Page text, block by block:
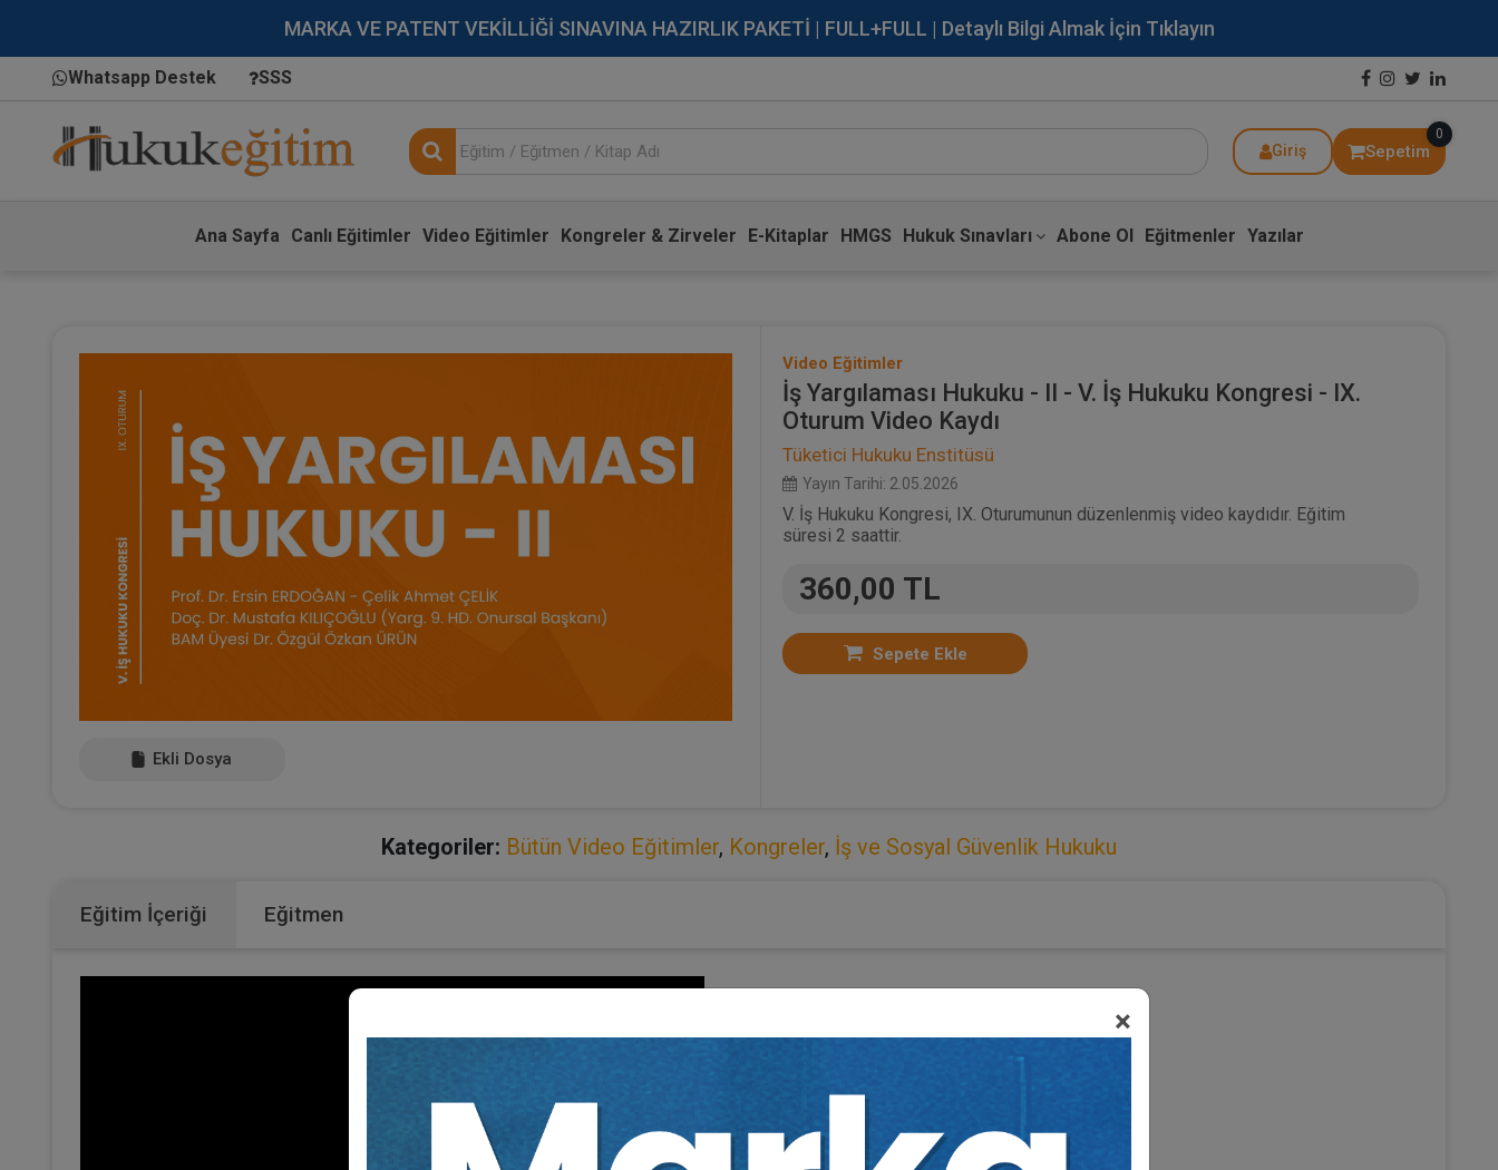
MARKA VE PATENT VEKİLLİĞİ SINAVINA HAZIRLIK PAKETİ | FULL+FULL | Detaylı Bilgi Almak İçin Tıklayın
Whatsapp Destek SSS
Giriş Sepetim
0
Ana Sayfa Canlı Eğitimler Video Eğitimler Kongreler & Zirveler E-Kitaplar HMGS Hukuk Sınavları Abone Ol Eğitmenler Yazılar
×
Ekli Dosya
Video Eğitimler
İş Yargılaması Hukuku - II - V. İş Hukuku Kongresi - IX.
Oturum Video Kaydı
Tüketici Hukuku Enstitüsü
Yayın Tarihi: 2.05.2026
V. İş Hukuku Kongresi, IX. Oturumunun düzenlenmiş video kaydıdır. Eğitim
süresi 2 saattir.
360,00 TL
Sepete Ekle
Kategoriler: Bütün Video Eğitimler, Kongreler, İş ve Sosyal Güvenlik Hukuku
Eğitim İçeriği Eğitmen